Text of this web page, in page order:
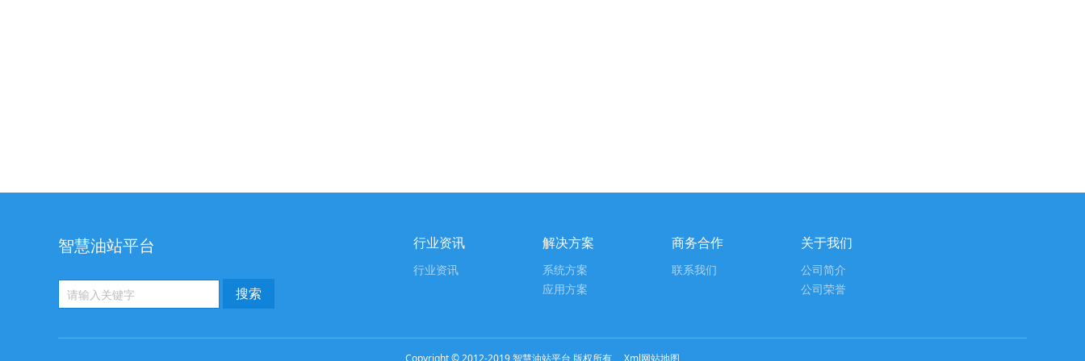
智慧油站平台 行业资讯
行业资讯
解决方案
系统方案
应用方案
商务合作
联系我们
关于我们
公司简介
公司荣誉
Copyright © 2012-2019 智慧油站平台 版权所有 Xml网站地图